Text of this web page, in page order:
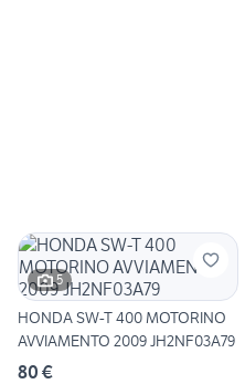
5
HONDA SW-T 400 MOTORINO
AVVIAMENTO 2009 JH2NF03A79
80 €